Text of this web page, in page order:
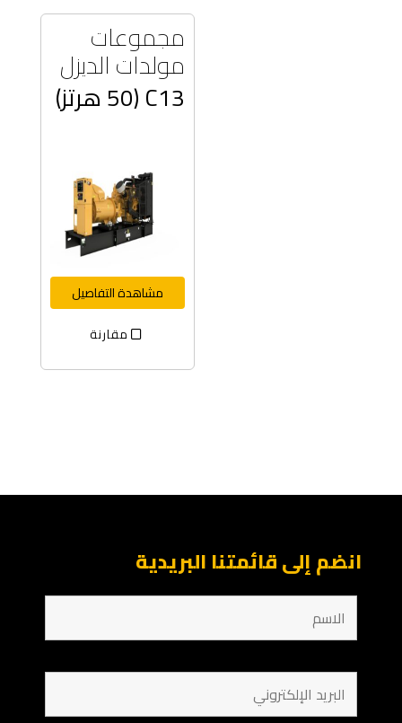
مجموعات
مولدات الديزل
C13 (50 هرتز)
مشاهدة التفاصيل
مقارنة
انضم إلى قائمتنا البريدية